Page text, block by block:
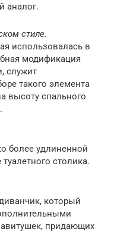
аналог.
стиле.
использовалась в
модификация
служит
такого элемента
высоту спального
более удлиненной
столика.
который
придающих